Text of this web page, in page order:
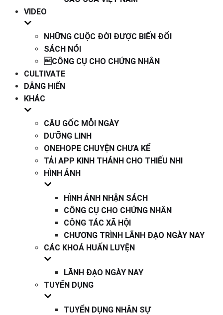
VIDEO
NHỮNG CUỘC ĐỜI ĐƯỢC BIẾN ĐỔI
SÁCH NÓI
CÔNG CỤ CHO CHỨNG NHÂN
CULTIVATE
DÂNG HIẾN
KHÁC
CÂU GỐC MỖI NGÀY
DƯỠNG LINH
ONEHOPE CHUYỆN CHƯA KỂ
TẢI APP KINH THÁNH CHO THIẾU NHI
HÌNH ẢNH
HÌNH ẢNH NHẬN SÁCH
CÔNG CỤ CHO CHỨNG NHÂN
CÔNG TÁC XÃ HỘI
CHƯƠNG TRÌNH LÃNH ĐẠO NGÀY NAY
CÁC KHOÁ HUẤN LUYỆN
LÃNH ĐẠO NGÀY NAY
TUYỂN DỤNG
TUYỂN DỤNG NHÂN SỰ